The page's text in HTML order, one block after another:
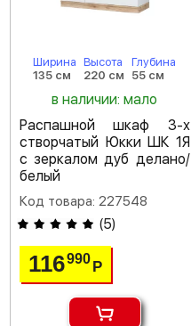
Ширина
135 см
Высота
220 см
Глубина
55 см
в наличии: мало
Распашной шкаф 3-х
створчатый Юкки ШК 1Я
с зеркалом дуб делано/
белый
Код товара: 227548
(5)
116990Р